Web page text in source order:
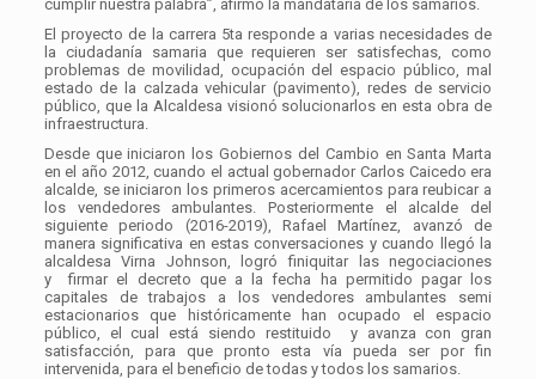
cumplir nuestra palabra”, afirmó la mandataria de los samarios.
El proyecto de la carrera 5ta responde a varias necesidades de
la ciudadanía samaria que requieren ser satisfechas, como
problemas de movilidad, ocupación del espacio público, mal
estado de la calzada vehicular (pavimento), redes de servicio
público, que la Alcaldesa visionó solucionarlos en esta obra de
infraestructura.
Desde que iniciaron los Gobiernos del Cambio en Santa Marta
en el año 2012, cuando el actual gobernador Carlos Caicedo era
alcalde, se iniciaron los primeros acercamientos para reubicar a
los vendedores ambulantes. Posteriormente el alcalde del
siguiente periodo (2016-2019), Rafael Martínez, avanzó de
manera significativa en estas conversaciones y cuando llegó la
alcaldesa Virna Johnson, logró finiquitar las negociaciones
y firmar el decreto que a la fecha ha permitido pagar los
capitales de trabajos a los vendedores ambulantes semi
estacionarios que históricamente han ocupado el espacio
público, el cual está siendo restituido y avanza con gran
satisfacción, para que pronto esta vía pueda ser por fin
intervenida, para el beneficio de todas y todos los samarios.